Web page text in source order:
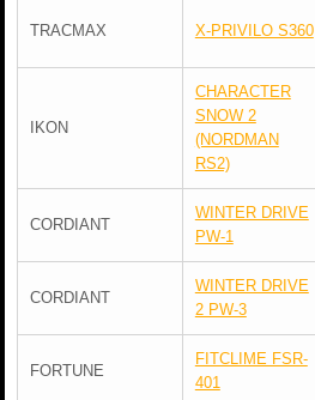
TRACMAX X-PRIVILO S360
IKON
CHARACTER
SNOW 2
(NORDMAN
RS2)
CORDIANT
WINTER DRIVE
PW-1
CORDIANT
WINTER DRIVE
2 PW-3
FORTUNE
FITCLIME FSR-
401